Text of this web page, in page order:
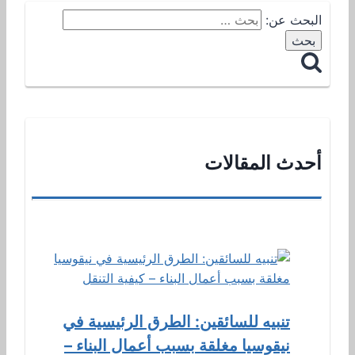
البحث عن:
أحدث المقالات
تنبيه للسائقين: الطرق الرئيسية في
نيقوسيا مغلقة بسبب أعمال البناء –